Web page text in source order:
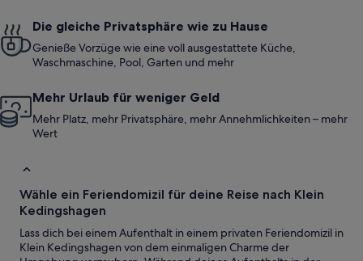
Die gleiche Privatsphäre wie zu Hause
Genieße Vorzüge wie eine voll ausgestattete Küche,
Waschmaschine, Pool, Garten und mehr
Mehr Urlaub für weniger Geld
Mehr Platz, mehr Privatsphäre, mehr Annehmlichkeiten – mehr
Wert
Wähle ein Feriendomizil für deine Reise nach Klein
Kedingshagen
Lass dich bei einem Aufenthalt in einem privaten Feriendomizil in
Klein Kedingshagen von dem einmaligen Charme der